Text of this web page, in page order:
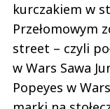
kurczakiem w
Przełomowym
street – czyli
w Wars Sawa
Popeyes w